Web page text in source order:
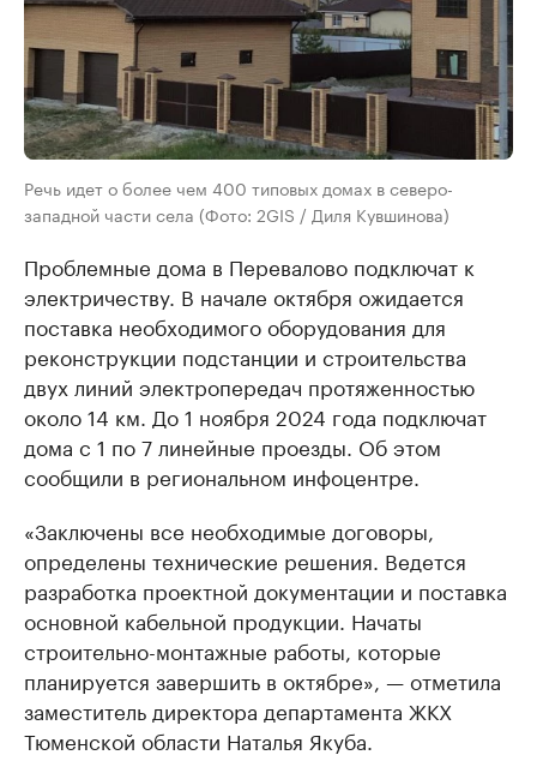
Речь идет о более чем 400 типовых домах в северо-
западной части села (Фото: 2GIS / Диля Кувшинова)
Проблемные дома в Перевалово подключат к
электричеству. В начале октября ожидается
поставка необходимого оборудования для
реконструкции подстанции и строительства
двух линий электропередач протяженностью
около 14 км. До 1 ноября 2024 года подключат
дома с 1 по 7 линейные проезды. Об этом
сообщили в региональном инфоцентре.
«Заключены все необходимые договоры,
определены технические решения. Ведется
разработка проектной документации и поставка
основной кабельной продукции. Начаты
строительно-монтажные работы, которые
планируется завершить в октябре», — отметила
заместитель директора департамента ЖКХ
Тюменской области Наталья Якуба.